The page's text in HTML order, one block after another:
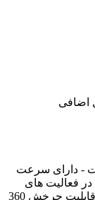
اضافی
- دارای سرعت
در فعالیت های
سنگین و صنعتی - دسته ته D شکل با کیفیت، با قابلیت چرخش 360